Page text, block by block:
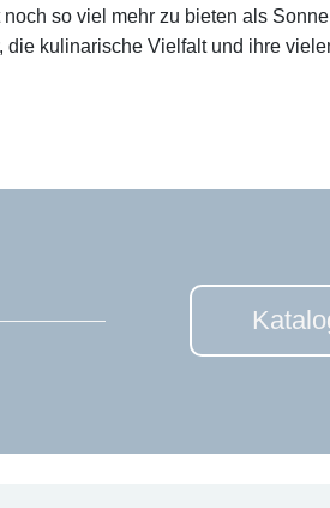
so viel mehr zu bieten als
die kulinarische Vielfalt und ihre